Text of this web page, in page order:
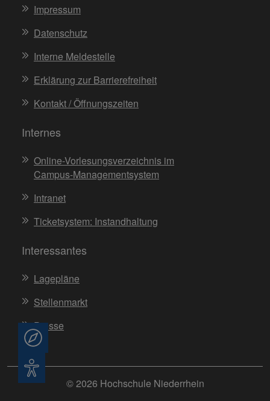
Impressum
Datenschutz
Interne Meldestelle
Erklärung zur Barrierefreiheit
Kontakt / Öffnungszeiten
Internes
Online-Vorlesungsverzeichnis im
Campus-Managementsystem
Intranet
Ticketsystem: Instandhaltung
Interessantes
Lagepläne
Stellenmarkt
Presse
© 2026 Hochschule Niederrhein
Barrierefreiheit